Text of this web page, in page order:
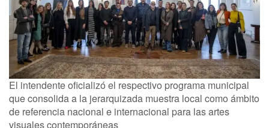
El intendente oficializó el respectivo programa municipal
que consolida a la jerarquizada muestra local como ámbito
de referencia nacional e internacional para las artes
visuales contemporáneas